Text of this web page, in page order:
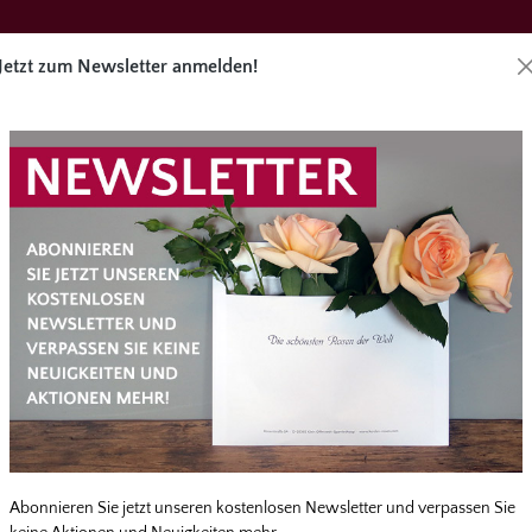
Angebote Zubehör Service
Jetzt zum Newsletter anmelden!
Abonnieren Sie jetzt unseren kostenlosen Newsletter und verpassen Sie